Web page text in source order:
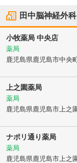
田中脳神経外
小牧薬局 中央店
薬局
鹿児島県鹿児島市中央
上之園薬局
薬局
鹿児島県鹿児島市 上之
ナポリ通り薬局
薬局
鹿児島県鹿児島市 上之